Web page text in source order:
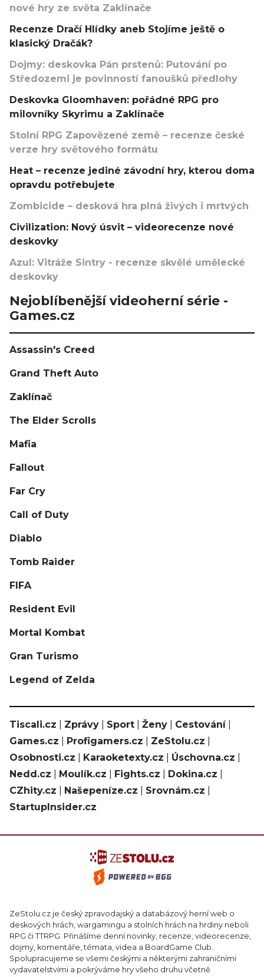
nové hry ze světa Zaklínače
Recenze Dračí Hlídky aneb Stojíme ještě o
klasický Dračák?
Dojmy: deskovka Pán prstenů: Putování po
Středozemi je povinností fanoušků předlohy
Deskovka Gloomhaven: pořádné RPG pro
milovníky Skyrimu a Zaklínače
Stolní RPG Zapovězené země – recenze české
verze hry světového formátu
Heat – recenze jediné závodní hry, kterou doma
opravdu potřebujete
Zombicide – desková hra plná živých i mrtvých
Civilization: Nový úsvit – videorecenze nové
deskovky
Azul: Vitráže Sintry - recenze skvělé umělecké
deskovky
Nejoblíbenější videoherní série -
Games.cz
Assassin's Creed
Grand Theft Auto
Zaklínač
The Elder Scrolls
Mafia
Fallout
Far Cry
Call of Duty
Diablo
Tomb Raider
FIFA
Resident Evil
Mortal Kombat
Gran Turismo
Legend of Zelda
Tiscali.cz Zprávy Sport Ženy Cestování|
Games.cz
Profigamers.cz ZeStolu.cz
Osobnosti.cz
Karaoketexty.cz Úschovna.cz
Nedd.cz
Moulík.cz Fights.cz Dokina.cz
CZhity.cz
Našepeníze.cz Srovnám.cz
StartupInsider.cz
ZeStolu.cz je český zpravodajský a databázový herní web o
deskových hrách, wargamingu a stolních hrách na hrdiny neboli
RPG či TTRPG. Přinášíme denní novinky, recenze, videorecenze,
dojmy, komentáře, témata, videa a BoardGame Club.
Spolupracujeme se všemi českými a některými zahraničními
vydavatelstvími a pokrýváme hry všeho druhu včetně